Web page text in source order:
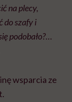
na plecy,
do szafy i
podobało?…
wsparcia ze